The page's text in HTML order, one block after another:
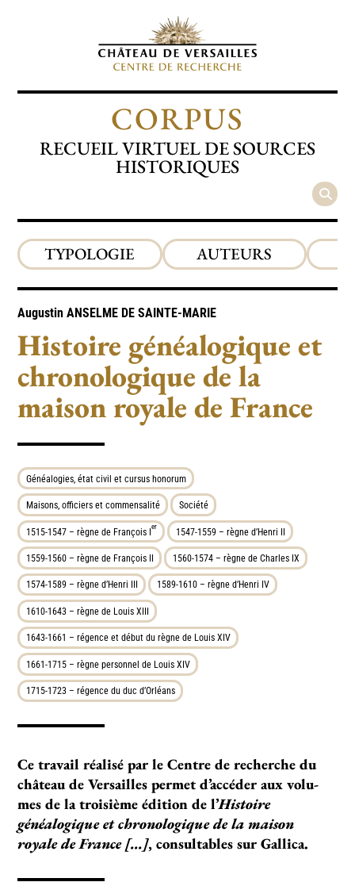
CORPUS
RECUEIL VIRTUEL DE SOURCES
HISTORIQUES
TYPOLOGIE AUTEURS
AugustinANSELME DE SAINTE-MARIE
Histoire généalogique et
chronologique de la
maison royale de France
Généalogies, état civil et cursus honorum
Maisons, officiers et commensalité Société
1515-1547 – règne de François Ier 1547-1559 – règne d’Henri II
1559-1560 – règne de François II 1560-1574 – règne de Charles IX
1574-1589 – règne d’Henri III 1589-1610 – règne d’Henri IV
1610-1643 – règne de Louis XIII
1643-1661 – régence et début du règne de Louis XIV
1661-1715 – règne personnel de Louis XIV
1715-1723 – régence du duc d’Orléans
Ce tra­­­vail réa­­­lisé par le Centre de recher­­­che du
châ­­­teau de Versailles per­­­met d’accé­­­der aux volu­­
mes de la troisième édition de l’Histoire
généalogique et chronologique de la maison
royale de France [...], consultables sur Gallica.